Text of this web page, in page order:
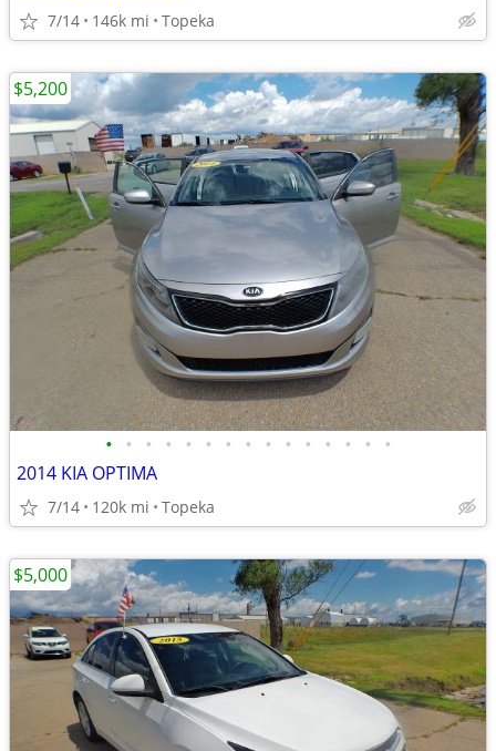
7/14 146k mi Topeka
• • • • • • • • • • • • • • •
2014 KIA OPTIMA
7/14 120k mi Topeka
$5,200
$5,000